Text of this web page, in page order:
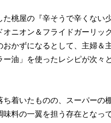
桃屋の『辛そうで辛くない
オニオン＆フライドガーリッ
おかずになるとして、主婦＆
ー油」を使ったレシピが次々
着いたものの、スーパーの
料の一翼を担う存在となっ